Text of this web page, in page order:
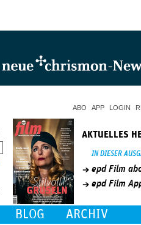
ABO APP LOGIN
AKTUELLES
IN DIESER
epd Film
epd Film
BLOG ARCHIV